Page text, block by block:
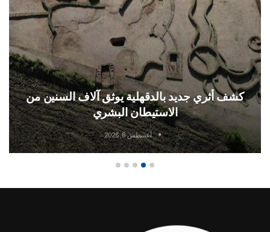
كشف أثري جديد بالدقهلية يوثق آلاف السنين من
الاستيطان البشري
أغسطس 8, 2026